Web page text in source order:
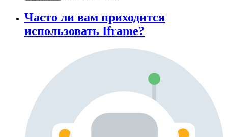
Часто ли вам приходится
использовать Iframe?